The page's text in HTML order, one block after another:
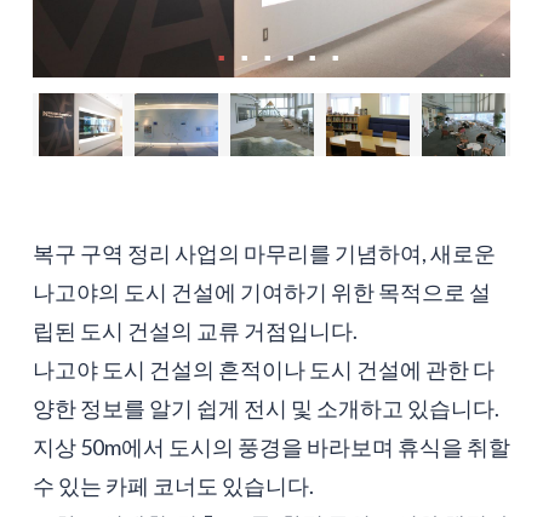
복구 구역 정리 사업의 마무리를 기념하여, 새로운
나고야의 도시 건설에 기여하기 위한 목적으로 설
립된 도시 건설의 교류 거점입니다.
나고야 도시 건설의 흔적이나 도시 건설에 관한 다
양한 정보를 알기 쉽게 전시 및 소개하고 있습니다.
지상 50m에서 도시의 풍경을 바라보며 휴식을 취할
수 있는 카페 코너도 있습니다.